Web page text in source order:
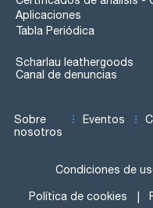
Aplicaciones
Tabla Periódica
Scharlau leathergoods
Canal de denuncias
Sobre
nosotros
Eventos
Condiciones de
Política de cookies